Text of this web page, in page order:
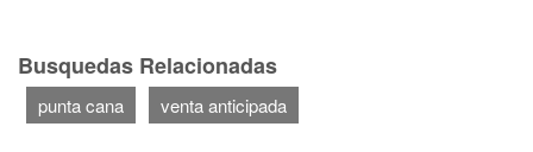
Busquedas Relacionadas
punta cana venta anticipada